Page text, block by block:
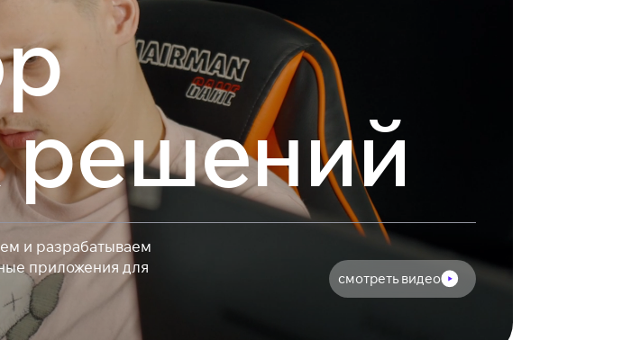
и разрабатываем
приложения для
смотреть видео